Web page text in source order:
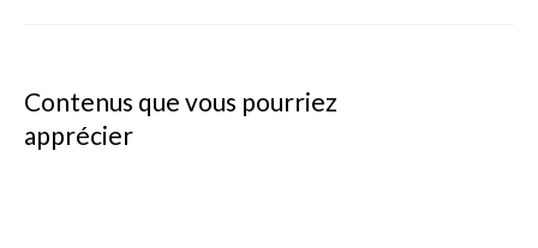
Contenus que vous pourriez
apprécier